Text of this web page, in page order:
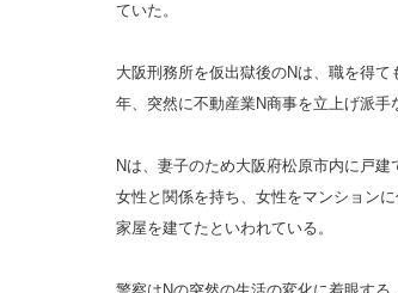
ていた。
大阪刑務所を仮出獄後のNは、職を得て
年、突然に不動産業N商事を立上げ派手
Nは、妻子のため大阪府松原市内に戸
女性と関係を持ち、女性をマンション
家屋を建てたといわれている。